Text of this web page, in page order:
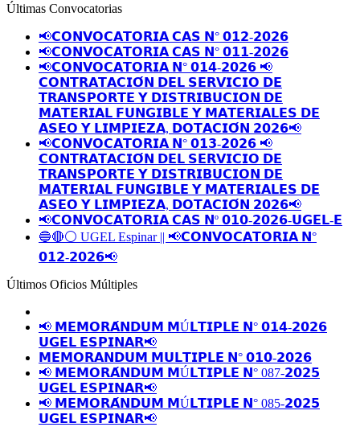
Últimas Convocatorias
📢𝗖𝗢𝗡𝗩𝗢𝗖𝗔𝗧𝗢𝗥𝗜𝗔 𝗖𝗔𝗦 𝗡° 𝟬𝟭𝟮-𝟮𝟬𝟮𝟲
📢𝗖𝗢𝗡𝗩𝗢𝗖𝗔𝗧𝗢𝗥𝗜𝗔 𝗖𝗔𝗦 𝗡° 𝟬𝟭𝟭-𝟮𝟬𝟮𝟲
📢𝗖𝗢𝗡𝗩𝗢𝗖𝗔𝗧𝗢𝗥𝗜𝗔 𝗡° 𝟬𝟭𝟰-𝟮𝟬𝟮𝟲 📢
𝗖𝗢𝗡𝗧𝗥𝗔𝗧𝗔𝗖𝗜𝗢́𝗡 𝗗𝗘𝗟 𝗦𝗘𝗥𝗩𝗜𝗖𝗜𝗢 𝗗𝗘
𝗧𝗥𝗔𝗡𝗦𝗣𝗢𝗥𝗧𝗘 𝗬 𝗗𝗜𝗦𝗧𝗥𝗜𝗕𝗨𝗖𝗜𝗢𝗡 𝗗𝗘
𝗠𝗔𝗧𝗘𝗥𝗜𝗔𝗟 𝗙𝗨𝗡𝗚𝗜𝗕𝗟𝗘 𝗬 𝗠𝗔𝗧𝗘𝗥𝗜𝗔𝗟𝗘𝗦 𝗗𝗘
𝗔𝗦𝗘𝗢 𝗬 𝗟𝗜𝗠𝗣𝗜𝗘𝗭𝗔, 𝗗𝗢𝗧𝗔𝗖𝗜𝗢́𝗡 𝟮𝟬𝟮𝟲📢
📢𝗖𝗢𝗡𝗩𝗢𝗖𝗔𝗧𝗢𝗥𝗜𝗔 𝗡° 𝟬𝟭𝟯-𝟮𝟬𝟮𝟲 📢
𝗖𝗢𝗡𝗧𝗥𝗔𝗧𝗔𝗖𝗜𝗢́𝗡 𝗗𝗘𝗟 𝗦𝗘𝗥𝗩𝗜𝗖𝗜𝗢 𝗗𝗘
𝗧𝗥𝗔𝗡𝗦𝗣𝗢𝗥𝗧𝗘 𝗬 𝗗𝗜𝗦𝗧𝗥𝗜𝗕𝗨𝗖𝗜𝗢𝗡 𝗗𝗘
𝗠𝗔𝗧𝗘𝗥𝗜𝗔𝗟 𝗙𝗨𝗡𝗚𝗜𝗕𝗟𝗘 𝗬 𝗠𝗔𝗧𝗘𝗥𝗜𝗔𝗟𝗘𝗦 𝗗𝗘
𝗔𝗦𝗘𝗢 𝗬 𝗟𝗜𝗠𝗣𝗜𝗘𝗭𝗔, 𝗗𝗢𝗧𝗔𝗖𝗜𝗢́𝗡 𝟮𝟬𝟮𝟲📢
📢𝗖𝗢𝗡𝗩𝗢𝗖𝗔𝗧𝗢𝗥𝗜𝗔 𝗖𝗔𝗦 𝗡º 𝟬𝟭𝟬-𝟮𝟬𝟮𝟲-𝗨𝗚𝗘𝗟-𝗘
🔵🔴⚪️ UGEL Espinar || 📢𝗖𝗢𝗡𝗩𝗢𝗖𝗔𝗧𝗢𝗥𝗜𝗔 𝗡°
𝟬𝟭𝟮-𝟮𝟬𝟮𝟲📢
Últimos Oficios Múltiples
📢 𝗠𝗘𝗠𝗢𝗥𝗔́𝗡𝗗𝗨𝗠 𝗠Ú𝗟𝗧𝗜𝗣𝗟𝗘 𝗡° 𝟬𝟭𝟰-𝟮𝟬𝟮𝟲
𝗨𝗚𝗘𝗟 𝗘𝗦𝗣𝗜𝗡𝗔𝗥📢
𝗠𝗘𝗠𝗢𝗥𝗔𝗡𝗗𝗨𝗠 𝗠𝗨𝗟𝗧𝗜𝗣𝗟𝗘 𝗡° 𝟬𝟭𝟬-𝟮𝟬𝟮𝟲
📢 𝗠𝗘𝗠𝗢𝗥𝗔́𝗡𝗗𝗨𝗠 𝗠Ú𝗟𝗧𝗜𝗣𝗟𝗘 𝗡° 087-𝟮𝟬𝟮𝟱
𝗨𝗚𝗘𝗟 𝗘𝗦𝗣𝗜𝗡𝗔𝗥📢
📢 𝗠𝗘𝗠𝗢𝗥𝗔́𝗡𝗗𝗨𝗠 𝗠Ú𝗟𝗧𝗜𝗣𝗟𝗘 𝗡° 085-𝟮𝟬𝟮𝟱
𝗨𝗚𝗘𝗟 𝗘𝗦𝗣𝗜𝗡𝗔𝗥📢